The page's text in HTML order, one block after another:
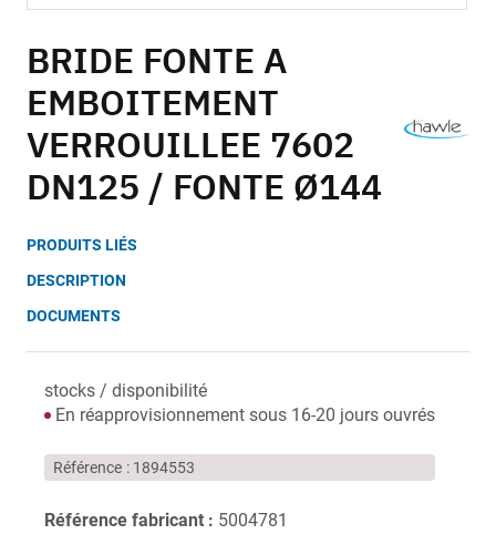
to
the
beginning
of
the
gallery
BRIDE FONTE A
EMBOITEMENT
VERROUILLEE 7602
DN125 / FONTE Ø144
PRODUITS LIÉS
DESCRIPTION
DOCUMENTS
stocks / disponibilité
En réapprovisionnement sous 16-20 jours ouvrés
Référence 1894553
Référence fabricant : 5004781